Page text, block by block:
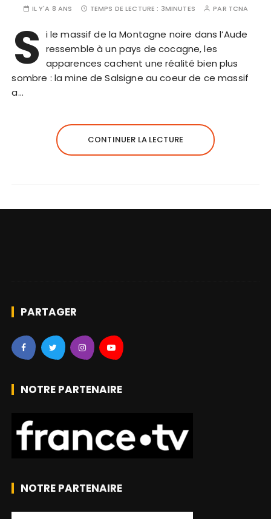
IL Y'A 8 ANS TEMPS DE LECTURE : 3MINUTES PAR TCNA
S i le massif de la Montagne noire dans l’Aude
ressemble à un pays de cocagne, les
apparences cachent une réalité bien plus
sombre : la mine de Salsigne au coeur de ce massif
a…
CONTINUER LA LECTURE
PARTAGER
NOTRE PARTENAIRE
NOTRE PARTENAIRE